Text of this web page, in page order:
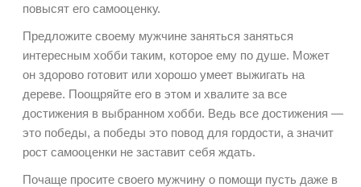
повысят его самооценку.
Предложите своему мужчине заняться заняться
интересным хобби таким, которое ему по душе. Может
он здорово готовит или хорошо умеет выжигать на
дереве. Поощряйте его в этом и хвалите за все
достижения в выбранном хобби. Ведь все достижения —
это победы, а победы это повод для гордости, а значит
рост самооценки не заставит себя ждать.
Почаще просите своего мужчину о помощи пусть даже в